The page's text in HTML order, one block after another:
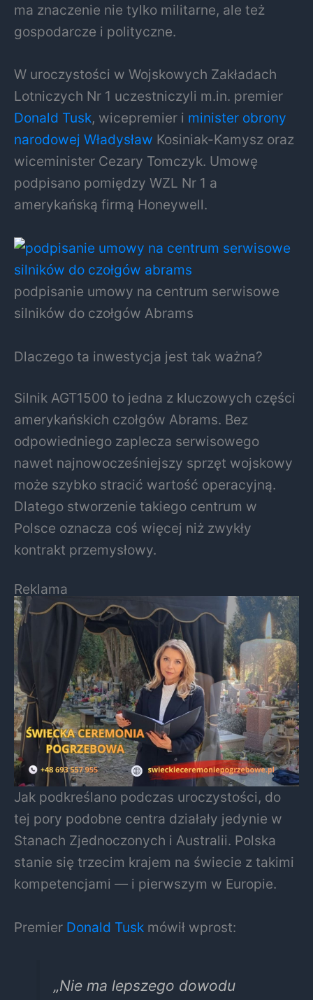
ma znaczenie nie tylko militarne, ale też
gospodarcze i polityczne.
W uroczystości w Wojskowych Zakładach
Lotniczych Nr 1 uczestniczyli m.in. premier
Donald Tusk, wicepremier i minister obrony
narodowej Władysław Kosiniak-Kamysz oraz
wiceminister Cezary Tomczyk. Umowę
podpisano pomiędzy WZL Nr 1 a
amerykańską firmą Honeywell.
podpisanie umowy na centrum serwisowe
silników do czołgów Abrams
Dlaczego ta inwestycja jest tak ważna?
Silnik AGT1500 to jedna z kluczowych części
amerykańskich czołgów Abrams. Bez
odpowiedniego zaplecza serwisowego
nawet najnowocześniejszy sprzęt wojskowy
może szybko stracić wartość operacyjną.
Dlatego stworzenie takiego centrum w
Polsce oznacza coś więcej niż zwykły
kontrakt przemysłowy.
Reklama
Jak podkreślano podczas uroczystości, do
tej pory podobne centra działały jedynie w
Stanach Zjednoczonych i Australii. Polska
stanie się trzecim krajem na świecie z takimi
kompetencjami — i pierwszym w Europie.
Premier Donald Tusk mówił wprost:
„Nie ma lepszego dowodu